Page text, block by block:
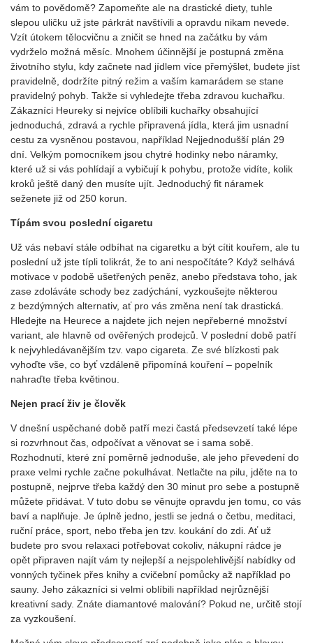
vám to povědomě? Zapomeňte ale na drastické diety, tuhle
slepou uličku už jste párkrát navštívili a opravdu nikam nevede.
Vzít útokem tělocvičnu a zničit se hned na začátku by vám
vydrželo možná měsíc. Mnohem účinnější je postupná změna
životního stylu, kdy začnete nad jídlem více přemýšlet, budete jíst
pravidelně, dodržíte pitný režim a vaším kamarádem se stane
pravidelný pohyb. Takže si vyhledejte třeba zdravou kuchařku.
Zákazníci Heureky si nejvíce oblíbili kuchařky obsahující
jednoduchá, zdravá a rychle připravená jídla, která jim usnadní
cestu za vysněnou postavou, například Nejjednodušší plán 29
dní. Velkým pomocníkem jsou chytré hodinky nebo náramky,
které už si vás pohlídají a vybičují k pohybu, protože vidíte, kolik
kroků ještě daný den musíte ujít. Jednoduchý fit náramek
seženete již od 250 korun.
Típám svou poslední cigaretu
Už vás nebaví stále odbíhat na cigaretku a být cítit kouřem, ale tu
poslední už jste típli tolikrát, že to ani nespočítáte? Když selhává
motivace v podobě ušetřených peněz, anebo představa toho, jak
zase zdoláváte schody bez zadýchání, vyzkoušejte některou
z bezdýmných alternativ, ať pro vás změna není tak drastická.
Hledejte na Heurece a najdete jich nejen nepřeberné množství
variant, ale hlavně od ověřených prodejců. V poslední době patří
k nejvyhledávanějším tzv. vapo cigareta. Ze své blízkosti pak
vyhoďte vše, co byť vzdáleně připomíná kouření – popelník
nahraďte třeba květinou.
Nejen prací živ je člověk
V dnešní uspěchané době patří mezi častá předsevzetí také lépe
si rozvrhnout čas, odpočívat a věnovat se i sama sobě.
Rozhodnutí, které zní poměrně jednoduše, ale jeho převedení do
praxe velmi rychle začne pokulhávat. Netlačte na pilu, jděte na to
postupně, nejprve třeba každý den 30 minut pro sebe a postupně
můžete přidávat. V tuto dobu se věnujte opravdu jen tomu, co vás
baví a naplňuje. Je úplně jedno, jestli se jedná o četbu, meditaci,
ruční práce, sport, nebo třeba jen tzv. koukání do zdi. Ať už
budete pro svou relaxaci potřebovat cokoliv, nákupní rádce je
opět připraven najít vám ty nejlepší a nejspolehlivější nabídky od
vonných tyčinek přes knihy a cvičební pomůcky až například po
sauny. Jeho zákazníci si velmi oblíbili například nejrůznější
kreativní sady. Znáte diamantové malování? Pokud ne, určitě stojí
za vyzkoušení.